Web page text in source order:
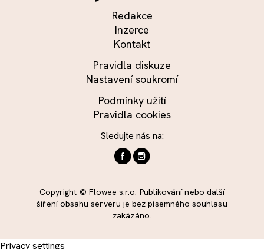
Redakce
Inzerce
Kontakt
Pravidla diskuze
Nastavení soukromí
Podmínky užití
Pravidla cookies
Sledujte nás na:
Copyright © Flowee s.r.o. Publikování nebo další
šíření obsahu serveru je bez písemného souhlasu
zakázáno.
Privacy settings